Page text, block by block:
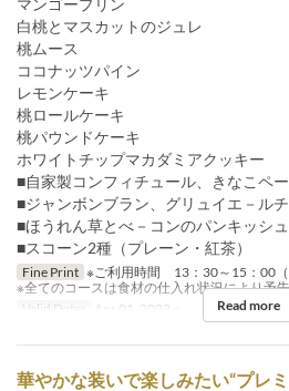
白桃とマスカットのジュレ
桃ムース
ココナッツパイン
レモンケーキ
桃ロールケーキ
桃パウンドケーキ
ホワイトチップマカダミアクッキー
■自家製コンフィチュール、きなこペ
■ジャンボンブラン、グリュイエ－ル
■ほうれん草とべ－コンのパンキッシュ
■スコーン2種（プレーン・紅茶）
Fine Print ※ご利用時間 13：30～15：00（
※全てのコースは食材の仕入れ状況により予
Valid Dates
Apr 01, 2023 ~ Read more
華やかな装いで楽しみたい“プレ